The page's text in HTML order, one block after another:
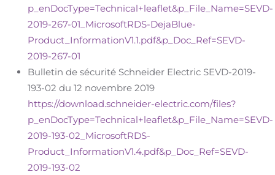
p_enDocType=Technical+leaflet&p_File_Name=SEVD-
2019-267-01_MicrosoftRDS-DejaBlue-
Product_InformationV1.1.pdf&p_Doc_Ref=SEVD-
2019-267-01
Bulletin de sécurité Schneider Electric SEVD-2019-
193-02 du 12 novembre 2019
https://download.schneider-electric.com/files?
p_enDocType=Technical+leaflet&p_File_Name=SEVD-
2019-193-02_MicrosoftRDS-
Product_InformationV1.4.pdf&p_Doc_Ref=SEVD-
2019-193-02